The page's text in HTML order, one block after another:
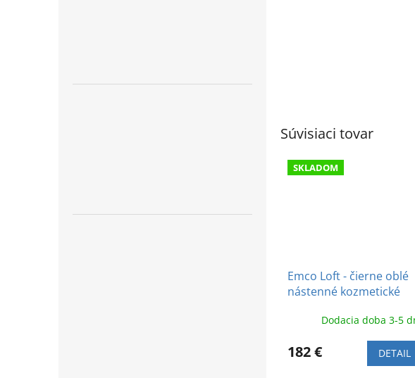
Súvisiaci tovar
SKLADOM
Emco Loft - čierne oblé
nástenné kozmetické
Dodacia doba 3-5
182 € DETAIL